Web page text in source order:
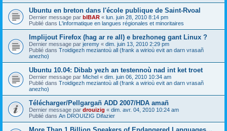
Ubuntu en breton dans l'école publique de Saint-Rvoal
Dernier message par bIBAR « lun. juin 28, 2010 8:14 pm
Publié dans L'informatique en langues régionales et minoritaires
Implijout Firefox (hag ar re all) e brezhoneg gant Linux ?
Dernier message par jeremy « dim. juin 13, 2010 2:29 pm
Publié dans Troidigezh meziantoù all (frank a wirioù evit an darn vrasañ
anezho)
Ubuntu 10.04: Dibab yezh an testennoù nad int ket troet
Dernier message par Michel « dim. juin 06, 2010 10:34 am
Publié dans Troidigezh meziantoù all (frank a wirioù evit an darn vrasañ
anezho)
Télécharger/Pellgargañ ADD 2007/HDA amañ
Dernier message par drouizig « dim. avr. 04, 2010 10:24 am
Publié dans An DROUIZIG Difazier
More Than 1 Billion Speakers of Endangered Languages...